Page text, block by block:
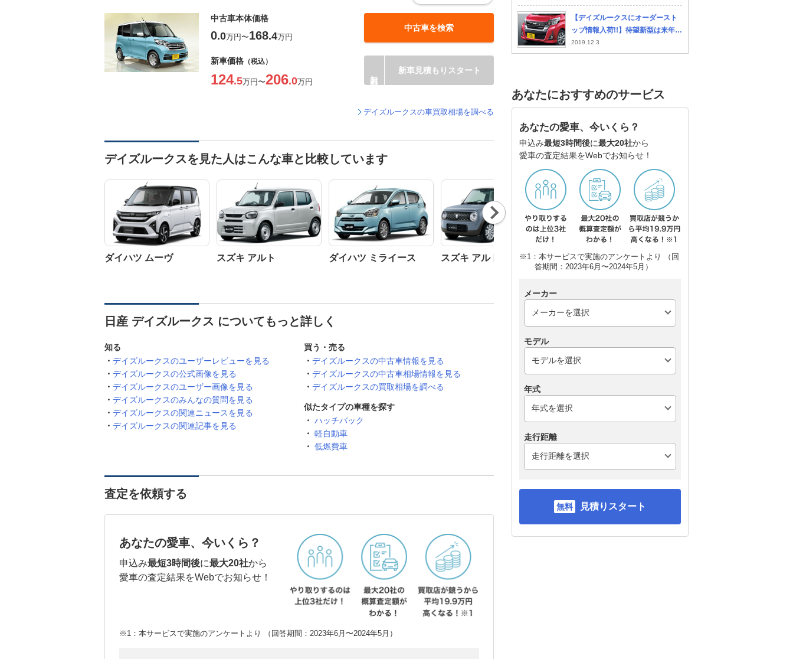
中古車本体価格
0.0万円〜168.4万円
中古車を検索
新車価格 （税込）
124.5万円〜206.0万円
新車見積もりスタート
デイズルークスの車買取相場を調べる
デイズルークスを見た人はこんな車と比較しています
ダイハツ ムーヴ スズキ アルト ダイハツ ミライース スズキ アルトラパン
ダイハツ ムーヴキャン
バス
ホンダ N-ONE
Nex
t
日産 デイズルークス についてもっと詳しく
知る
デイズルークスのユーザーレビューを見る
デイズルークスの公式画像を見る
デイズルークスのユーザー画像を見る
デイズルークスのみんなの質問を見る
デイズルークスの関連ニュースを見る
デイズルークスの関連記事を見る
買う・売る
デイズルークスの中古車情報を見る
デイズルークスの中古車相場情報を見る
デイズルークスの買取相場を調べる
似たタイプの車種を探す
ハッチバック
軽自動車
低燃費車
査定を依頼する
あなたの愛車、今いくら？
申込み最短3時間後に最大20社から
愛車の査定結果をWebでお知らせ！
※1：本サービスで実施のアンケートより （回答期間：2023年6月〜2024年5月）
【デイズルークスにオーダースト
ップ情報入荷!!】待望新型は来年3
月発売＆三菱はeKスペースクロス
投入!!!
2019.12.3
あなたにおすすめのサービス
あなたの愛車、今いくら？
申込み最短3時間後に最大20社から
愛車の査定結果をWebでお知らせ！
※1：本サービスで実施のアンケートより （回
答期間：2023年6月〜2024年5月）
メーカー
モデル
年式
走行距離
見積りスタート